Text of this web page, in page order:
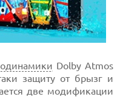
Dolby Atmos
защиту от брызг и
две модификации